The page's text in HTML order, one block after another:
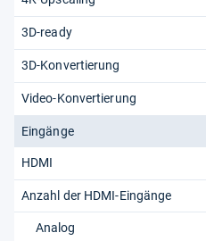
3D-ready
3D-Konvertierung
Video-Konvertierung
Eingänge
HDMI
Anzahl der HDMI-Eingänge
Analog